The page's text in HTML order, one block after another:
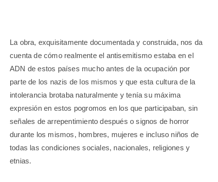
La obra, exquisitamente documentada y construida, nos da
cuenta de cómo realmente el antisemitismo estaba en el
ADN de estos países mucho antes de la ocupación por
parte de los nazis de los mismos y que esta cultura de la
intolerancia brotaba naturalmente y tenía su máxima
expresión en estos pogromos en los que participaban, sin
señales de arrepentimiento después o signos de horror
durante los mismos, hombres, mujeres e incluso niños de
todas las condiciones sociales, nacionales, religiones y
etnias.